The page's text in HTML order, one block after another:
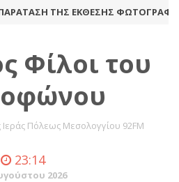
ΤΗΣ ΈΚΘΕΣΗΣ
Φίλοι του
Πόλεως Μεσολογγίου 92FM
23:14
2026